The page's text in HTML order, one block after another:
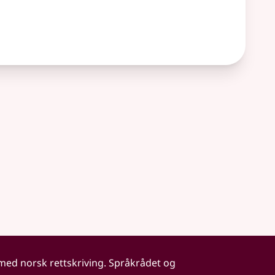
norsk rettskriving. Språkrådet og